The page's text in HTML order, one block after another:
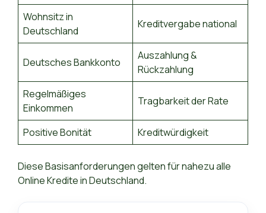
Wohnsitz in
Deutschland
Kreditvergabe national
Deutsches Bankkonto
Auszahlung &
Rückzahlung
Regelmäßiges
Einkommen
Tragbarkeit der Rate
Positive Bonität Kreditwürdigkeit
Diese Basisanforderungen gelten für nahezu alle
Online Kredite in Deutschland.